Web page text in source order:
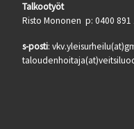
Talkootyöt
Risto Mononen p: 0400 891
s-posti: